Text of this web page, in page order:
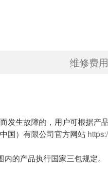
维修费
生故障的，用户可根据产
国）有限公司官方网站
的产品执行国家三包规定。